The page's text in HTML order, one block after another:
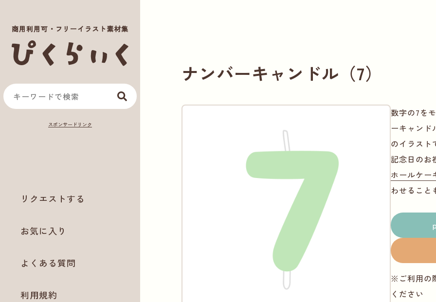
商用利用可・フリーイラスト素材集
リクエストする
お気に入り
よくある質問
利用規約
ナンバーキャンドル（7）
数字の7を
ーキャンド
のイラスト
記念日のお
ホールケー
わせること
※ご利用の
ください